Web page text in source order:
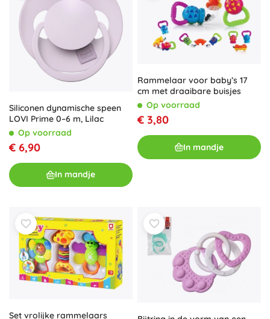
Siliconen dynamische speen
LOVI Prime 0–6 m, Lilac
Op voorraad
€ 6,90
In mandje
Rammelaar voor baby’s 17
cm met draaibare buisjes
Op voorraad
€ 3,80
In mandje
Set vrolijke rammelaars